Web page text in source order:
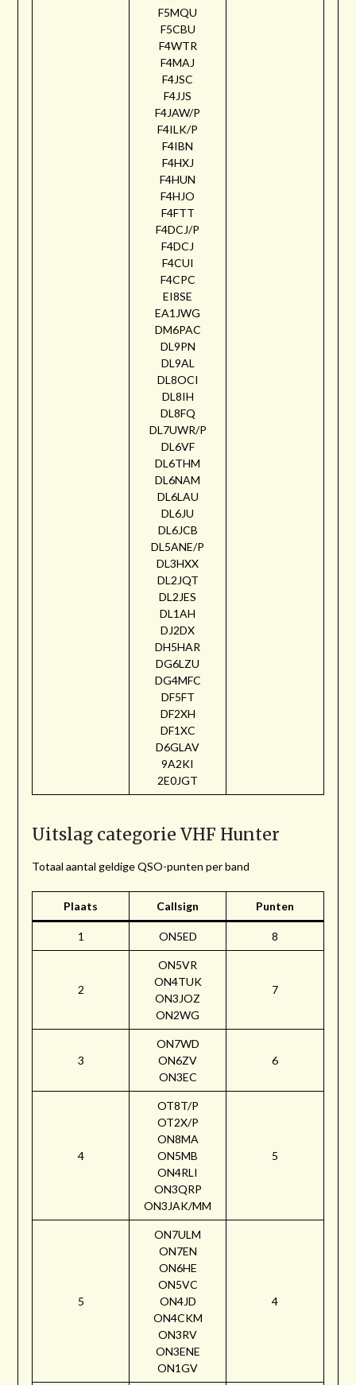
F5MQU
F5CBU
F4WTR
F4MAJ
F4JSC
F4JJS
F4JAW/P
F4ILK/P
F4IBN
F4HXJ
F4HUN
F4HJO
F4FTT
F4DCJ/P
F4DCJ
F4CUI
F4CPC
EI8SE
EA1JWG
DM6PAC
DL9PN
DL9AL
DL8OCI
DL8IH
DL8FQ
DL7UWR/P
DL6VF
DL6THM
DL6NAM
DL6LAU
DL6JU
DL6JCB
DL5ANE/P
DL3HXX
DL2JQT
DL2JES
DL1AH
DJ2DX
DH5HAR
DG6LZU
DG4MFC
DF5FT
DF2XH
DF1XC
D6GLAV
9A2KI
2E0JGT
Uitslag categorie VHF Hunter
Totaal aantal geldige QSO-punten per band
Plaats Callsign Punten
1 ON5ED 8
2
ON5VR
ON4TUK
ON3JOZ
ON2WG
7
3
ON7WD
ON6ZV
ON3EC
6
4
OT8T/P
OT2X/P
ON8MA
ON5MB
ON4RLI
ON3QRP
ON3JAK/MM
5
5
ON7ULM
ON7EN
ON6HE
ON5VC
ON4JD
ON4CKM
ON3RV
ON3ENE
ON1GV
4